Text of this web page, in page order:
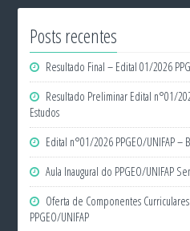
Posts recentes
Resultado Final – Edital 01/2026
Resultado Preliminar Edital n°01/
Estudos
Edital n°01/2026 PPGEO/UNIFAP –
Aula Inaugural do PPGEO/UNIFAP
Oferta de Componentes
PPGEO/UNIFAP